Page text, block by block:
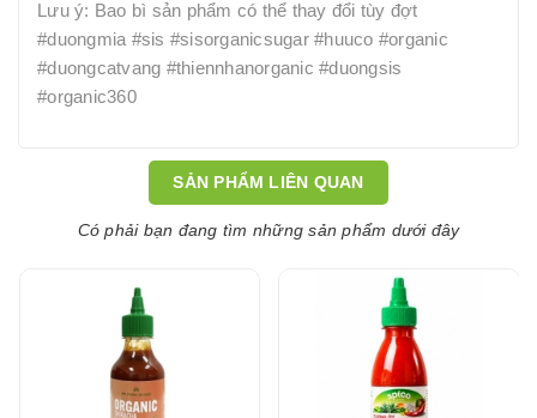
Lưu ý: Bao bì sản phẩm có thể thay đổi tùy đợt
#duongmia #sis #sisorganicsugar #huuco #organic
#duongcatvang #thiennhanorganic #duongsis
#organic360
SẢN PHẨM LIÊN QUAN
Có phải bạn đang tìm những sản phẩm dưới đây